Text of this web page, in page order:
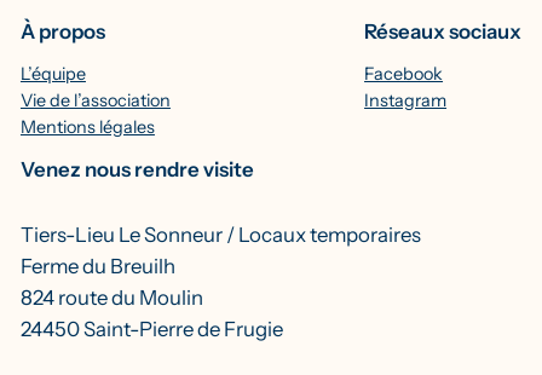
À propos
L’équipe
Vie de l’association
Mentions légales
Réseaux sociaux
Facebook
Instagram
Venez nous rendre visite
Tiers-Lieu Le Sonneur / Locaux temporaires
Ferme du Breuilh
824 route du Moulin
24450 Saint-Pierre de Frugie